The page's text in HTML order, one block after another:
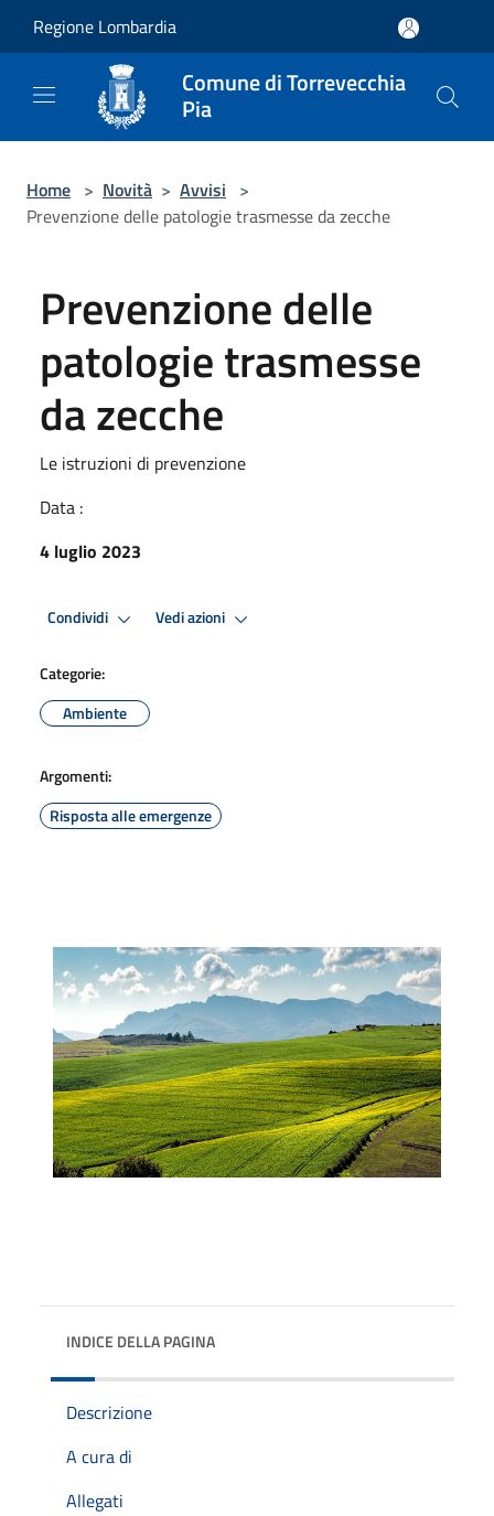
Regione Lombardia
Comune di Torrevecchia
Pia
Home > Novità > Avvisi >
Prevenzione delle patologie trasmesse da zecche
Prevenzione delle
patologie trasmesse
da zecche
Le istruzioni di prevenzione
Data :
4 luglio 2023
Condividi Vedi azioni
Categorie:
Ambiente
Argomenti:
Risposta alle emergenze
INDICE DELLA PAGINA
Descrizione
A cura di
Allegati